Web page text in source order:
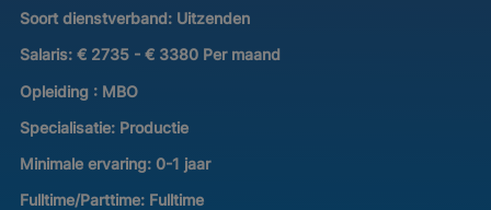
Soort dienstverband: Uitzenden
Salaris: € 2735 - € 3380 Per maand
Opleiding : MBO
Specialisatie: Productie
Minimale ervaring: 0-1 jaar
Fulltime/Parttime: Fulltime